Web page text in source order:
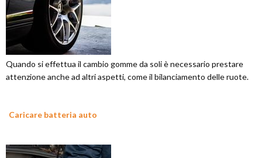
Quando si effettua il cambio gomme da soli è necessario prestare
attenzione anche ad altri aspetti, come il bilanciamento delle ruote.
Caricare batteria auto